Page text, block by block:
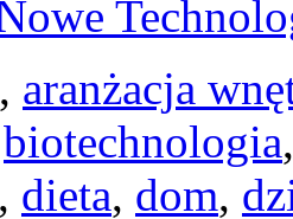
, aranżacja
biotechnologia
, dieta, dom,